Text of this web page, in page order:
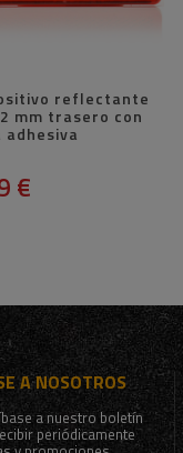
reflectante
mm trasero con
adhesiva
€
A NOSOTROS
a nuestro boletín
periódicamente